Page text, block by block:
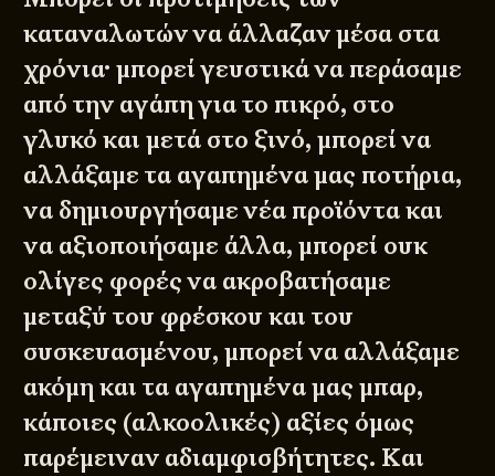
καταναλωτών να άλλαζαν μέσα στα
χρόνια· μπορεί γευστικά να περάσαμε
από την αγάπη για το πικρό, στο
γλυκό και μετά στο ξινό, μπορεί να
αλλάξαμε τα αγαπημένα μας ποτήρια,
να δημιουργήσαμε νέα προϊόντα και
να αξιοποιήσαμε άλλα, μπορεί ουκ
ολίγες φορές να ακροβατήσαμε
μεταξύ του φρέσκου και του
συσκευασμένου, μπορεί να αλλάξαμε
ακόμη και τα αγαπημένα μας μπαρ,
κάποιες (αλκοολικές) αξίες όμως
παρέμειναν αδιαμφισβήτητες. Και